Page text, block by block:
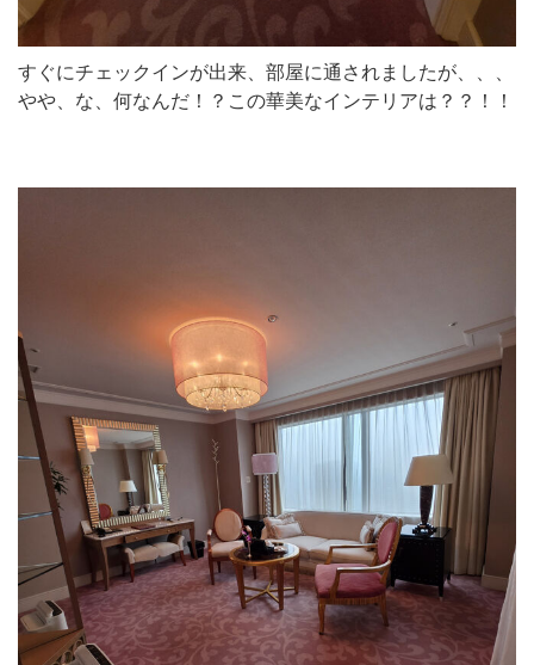
すぐにチェックインが出来、部屋に通されましたが、、、
やや、な、何なんだ！？この華美なインテリアは？？！！